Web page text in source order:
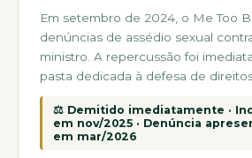
Em setembro de 2024, o Me Too
denúncias de assédio sexual
ministro. A repercussão foi
pasta dedicada à defesa de
⚖ Demitido imediatamente ·
em nov/2025 · Denúncia
em mar/2026